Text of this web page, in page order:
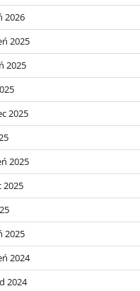
2026
2025
2025
2025
2025
2025
2025
2024
2024